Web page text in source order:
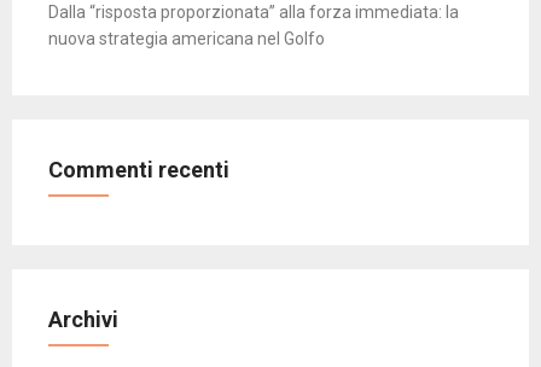
Dalla “risposta proporzionata” alla forza immediata: la
nuova strategia americana nel Golfo
Commenti recenti
Archivi